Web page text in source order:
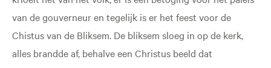
van de gouverneur en tegelijk is er het feest voor de
Chistus van de Bliksem. De bliksem sloeg in op de kerk,
alles brandde af, behalve een Christus beeld dat